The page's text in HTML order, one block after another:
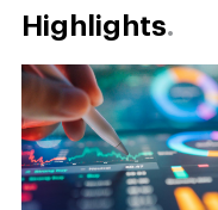
Highlights